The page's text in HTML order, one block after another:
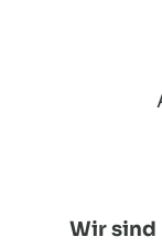
Wir sind